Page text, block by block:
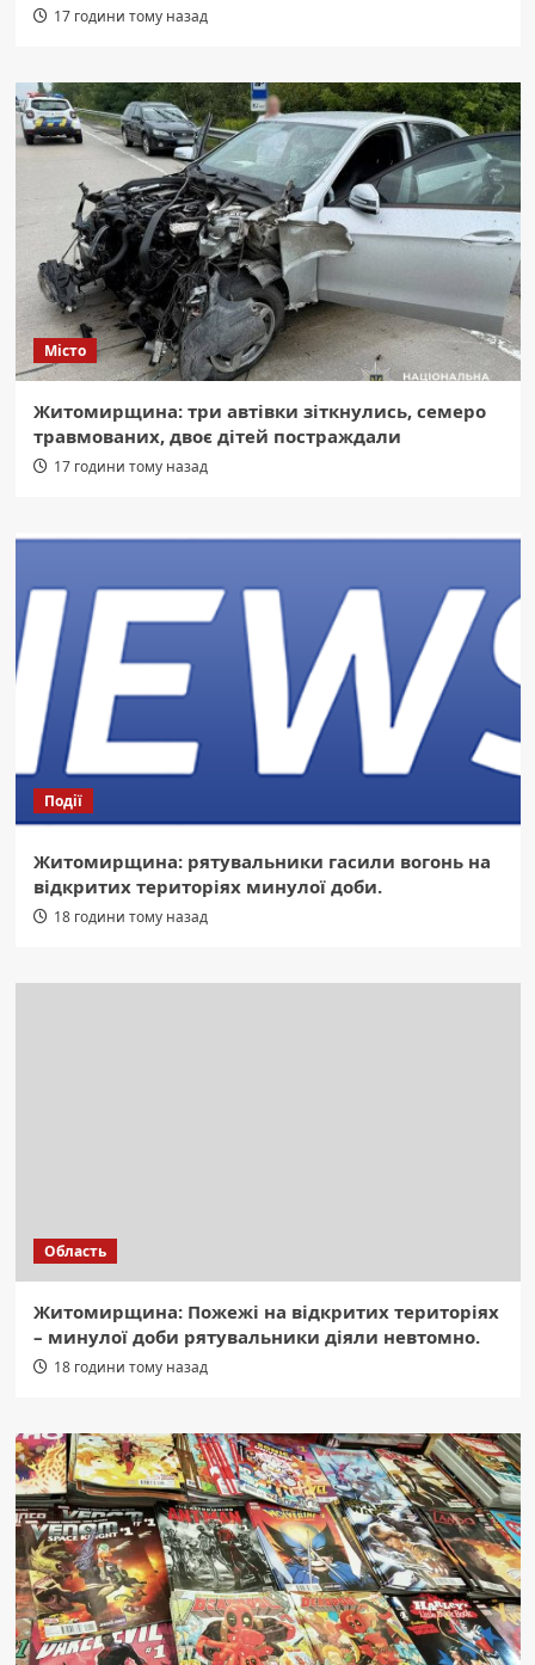
17 години тому назад
Місто
Житомирщина: три автівки зіткнулись, семеро
травмованих, двоє дітей постраждали
17 години тому назад
Події
Житомирщина: рятувальники гасили вогонь на
відкритих територіях минулої доби.
18 години тому назад
Область
Житомирщина: Пожежі на відкритих територіях
– минулої доби рятувальники діяли невтомно.
18 години тому назад